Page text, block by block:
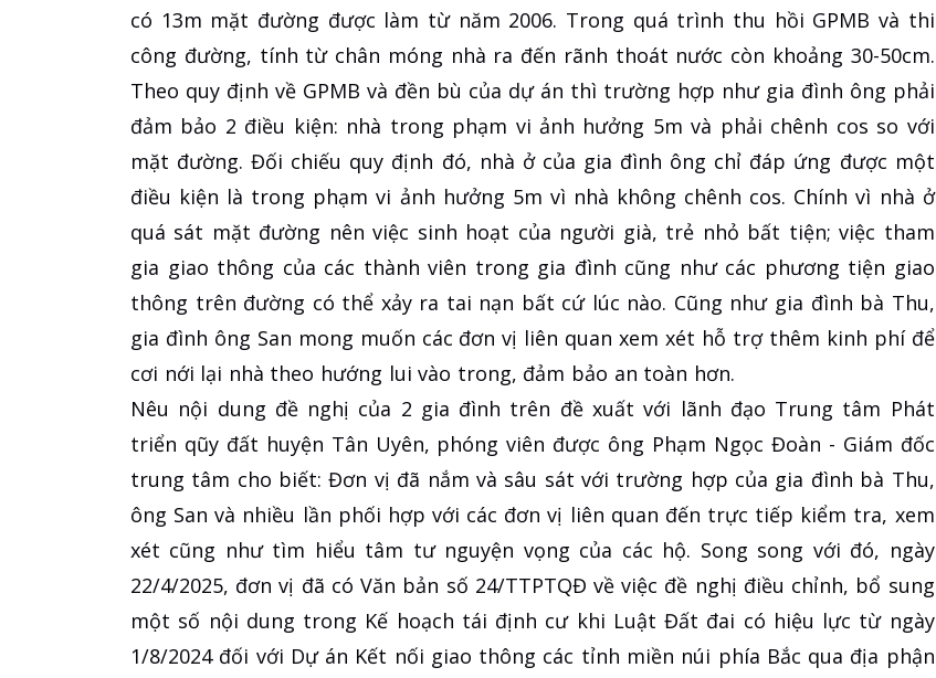
có 13m mặt đường được làm từ năm 2006. Trong quá trình thu hồi GPMB và thi
công đường, tính từ chân móng nhà ra đến rãnh thoát nước còn khoảng 30-50cm.
Theo quy định về GPMB và đền bù của dự án thì trường hợp như gia đình ông phải
đảm bảo 2 điều kiện: nhà trong phạm vi ảnh hưởng 5m và phải chênh cos so với
mặt đường. Đối chiếu quy định đó, nhà ở của gia đình ông chỉ đáp ứng được một
điều kiện là trong phạm vi ảnh hưởng 5m vì nhà không chênh cos. Chính vì nhà ở
quá sát mặt đường nên việc sinh hoạt của người già, trẻ nhỏ bất tiện; việc tham
gia giao thông của các thành viên trong gia đình cũng như các phương tiện giao
thông trên đường có thể xảy ra tai nạn bất cứ lúc nào. Cũng như gia đình bà Thu,
gia đình ông San mong muốn các đơn vị liên quan xem xét hỗ trợ thêm kinh phí để
cơi nới lại nhà theo hướng lui vào trong, đảm bảo an toàn hơn.
Nêu nội dung đề nghị của 2 gia đình trên đề xuất với lãnh đạo Trung tâm Phát
triển qũy đất huyện Tân Uyên, phóng viên được ông Phạm Ngọc Đoàn - Giám đốc
trung tâm cho biết: Đơn vị đã nắm và sâu sát với trường hợp của gia đình bà Thu,
ông San và nhiều lần phối hợp với các đơn vị liên quan đến trực tiếp kiểm tra, xem
xét cũng như tìm hiểu tâm tư nguyện vọng của các hộ. Song song với đó, ngày
22/4/2025, đơn vị đã có Văn bản số 24/TTPTQĐ về việc đề nghị điều chỉnh, bổ sung
một số nội dung trong Kế hoạch tái định cư khi Luật Đất đai có hiệu lực từ ngày
1/8/2024 đối với Dự án Kết nối giao thông các tỉnh miền núi phía Bắc qua địa phận